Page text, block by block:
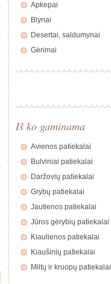
Apkepai
Blynai
Desertai, saldumynai
Gėrimai
Iš ko gaminama
Avienos patiekalai
Bulviniai patiekalai
Daržovių patiekalai
Grybų patiekalai
Jautienos patiekalai
Jūros gėrybių patiekalai
Kiaulienos patiekalai
Kiaušinių patiekalai
Miltų ir kruopų patiekalai